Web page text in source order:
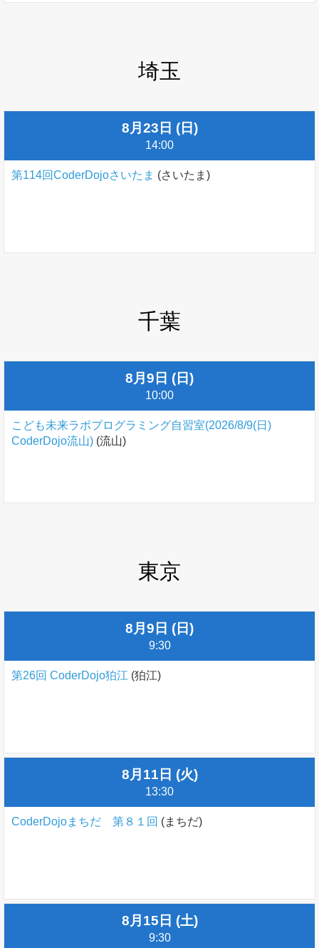
埼玉
8月23日 (日)
14:00
第114回CoderDojoさいたま (さいたま)
千葉
8月9日 (日)
10:00
こども未来ラボプログラミング自習室(2026/8/9(日)
CoderDojo流山) (流山)
東京
8月9日 (日)
9:30
第26回 CoderDojo狛江 (狛江)
8月11日 (火)
13:30
CoderDojoまちだ 第８１回 (まちだ)
8月15日 (土)
9:30